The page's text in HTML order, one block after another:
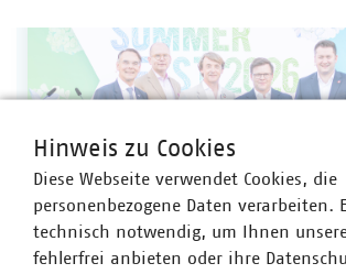
Hinweis zu Cookies
Diese Webseite verwendet Cookies, die
personenbezogene Daten verarbeiten.
technisch notwendig, um Ihnen
fehlerfrei anbieten oder ihre